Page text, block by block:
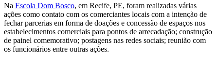
Na Escola Dom Bosco, em Recife, PE, foram realizadas várias
ações como contato com os comerciantes locais com a intenção de
fechar parcerias em forma de doações e concessão de espaços nos
estabelecimentos comerciais para pontos de arrecadação; construção
de painel comemorativo; postagens nas redes sociais; reunião com
os funcionários entre outras ações.